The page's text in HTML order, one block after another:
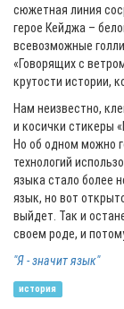
сюжетная линия
герое Кейджа –
всевозможные
«Говорящих с
крутости истории,
Нам неизвестно,
и косички стикеры
Но об одном можно
технологий
языка стало более
язык, но вот
выйдет. Так и
своем роде, и
"Я - значит язык"
история